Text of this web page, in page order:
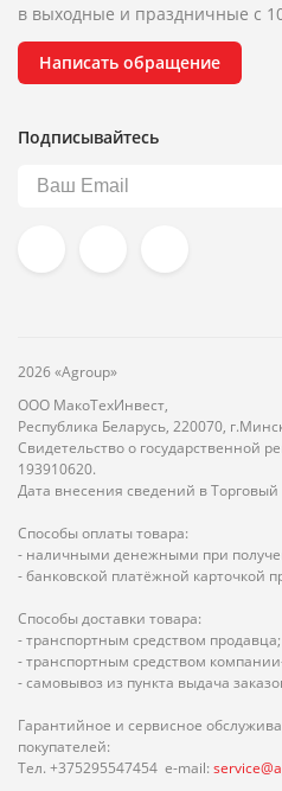
в выходные и праздничные с
Написать обращение
Подписывайтесь
2026 «Agroup»
ООО МакоТехИнвест,
Республика Беларусь, 220070,
Свидетельство о государственной
193910620.
Дата внесения сведений в
Способы оплаты товара:
- наличными денежными при
- банковской платёжной карточкой
Способы доставки товара:
- транспортным средством продавца;
- транспортным средством
- самовывоз из пункта выдача
Гарантийное и сервисное
покупателей:
Тел. +375295547454 e-mail: